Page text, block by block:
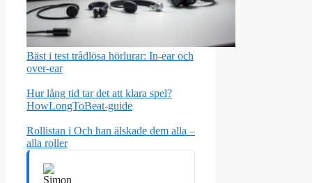
Bäst i test trådlösa hörlurar: In-ear och
over-ear
Hur lång tid tar det att klara spel?
HowLongToBeat-guide
Rollistan i Och han älskade dem alla –
alla roller